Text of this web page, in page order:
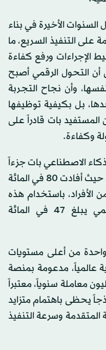
الأخيرة في بناء
التنفيذ السريع، ما
الإجراءات ورفع كفاءة
أن التحول الرقمي أصبح
وأن نجاح التجربة
بل بكيفية توظيفها
المستفيد بات قادراً على
وكفاءة.
الاصطناعي بات جزءاً
من تجربة الخدمات الحكومية، حيث أفادت 80 في المائة
المائة من الأفراد، باستخدام هذه
الأدوات، مقارنة بمتوسط عالمي يبلغ 47 في المائة
من أعلى مستويات
عالمياً، مدعومة بمنصة
التي تعالج نحو 430 مليون معاملة سنوياً، معتبراً
يحظى باهتمام متزايد
المتقدمة وسرعة التنفيذ